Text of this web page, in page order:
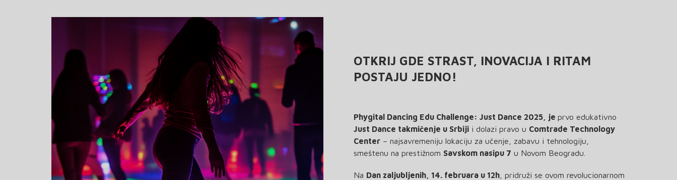
OTKRIJ GDE STRAST, INOVACIJA I RITAM
POSTAJU JEDNO!
Phygital Dancing Edu Challenge: Just Dance 2025, je prvo edukativno
Just Dance takmičenje u Srbiji i dolazi pravo u Comtrade Technology
Center – najsavremeniju lokaciju za učenje, zabavu i tehnologiju,
smeštenu na prestižnom Savskom nasipu 7 u Novom Beogradu.
Na Dan zaljubljenih, 14. februara u 12h , pridruži se ovom revolucionarnom